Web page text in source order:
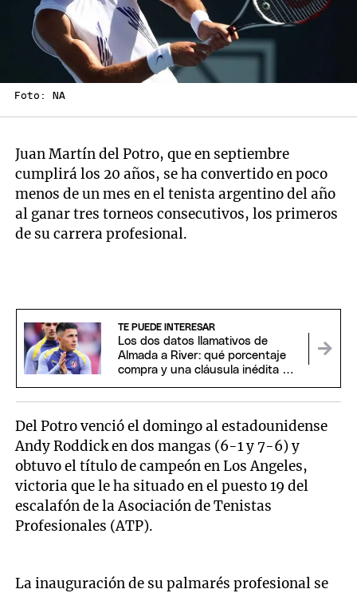
Foto: NA
Juan Martín del Potro, que en septiembre
cumplirá los 20 años, se ha convertido en poco
menos de un mes en el tenista argentino del año
al ganar tres torneos consecutivos, los primeros
de su carrera profesional.
TE PUEDE INTERESAR
Los dos datos llamativos de
Almada a River: qué porcentaje
compra y una cláusula inédita del
Del Potro venció el domingo al estadounidense
Andy Roddick en dos mangas (6-1 y 7-6) y
obtuvo el título de campeón en Los Angeles,
victoria que le ha situado en el puesto 19 del
escalafón de la Asociación de Tenistas
Profesionales (ATP).
La inauguración de su palmarés profesional se